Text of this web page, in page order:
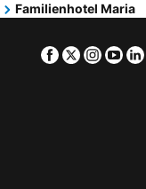
Familienhotel Maria
Facebook
Twitter